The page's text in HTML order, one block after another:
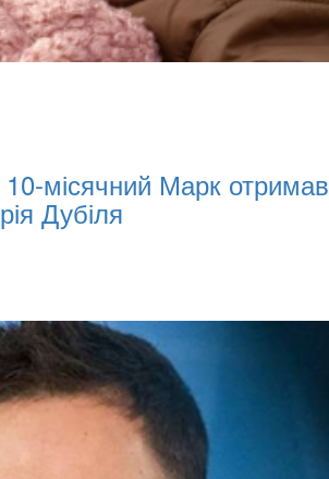
Oleksii Abasov: How
Investments and Hedge